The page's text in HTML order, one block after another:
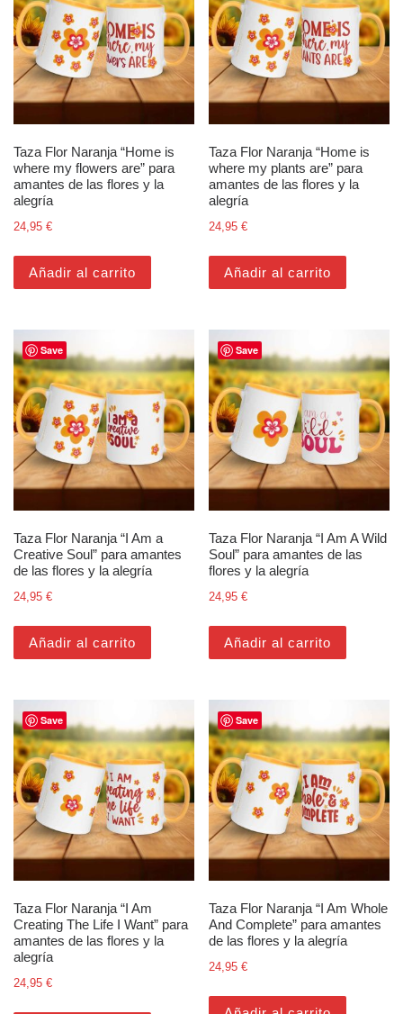
Taza Flor Naranja “Home is
where my flowers are” para
amantes de las flores y la
alegría
24,95 €
Añadir al carrito
Taza Flor Naranja “Home is
where my plants are” para
amantes de las flores y la
alegría
24,95€
Añadir al carrito
Save
Taza Flor Naranja “I Am a
Creative Soul” para amantes
de las flores y la alegría
24,95 €
Añadir al carrito
Save
Taza Flor Naranja “I Am A Wild
Soul” para amantes de las
flores y la alegría
24,95€
Añadir al carrito
Save
Taza Flor Naranja “I Am
Creating The Life I Want” para
amantes de las flores y la
alegría
24,95 €
Save
Taza Flor Naranja “I Am Whole
And Complete” para amantes
de las flores y la alegría
24,95€